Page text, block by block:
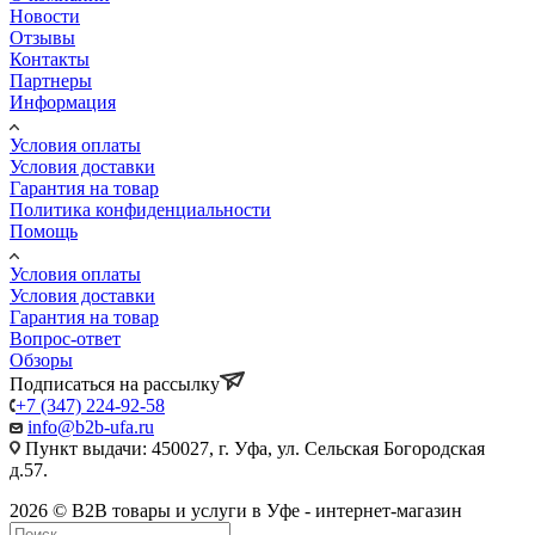
Новости
Отзывы
Контакты
Партнеры
Информация
Условия оплаты
Условия доставки
Гарантия на товар
Политика конфиденциальности
Помощь
Условия оплаты
Условия доставки
Гарантия на товар
Вопрос-ответ
Обзоры
Подписаться на рассылку
+7 (347) 224-92-58
info@b2b-ufa.ru
Пункт выдачи: 450027, г. Уфа, ул. Сельская Богородская
д.57.
2026 © B2B товары и услуги в Уфе - интернет-магазин